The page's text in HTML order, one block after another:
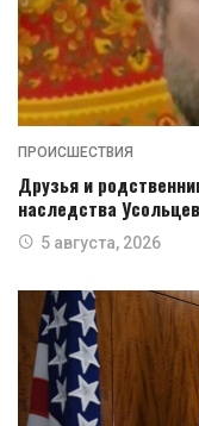
ПРОИСШЕСТВИЯ
Друзья и
наследства
5 августа, 2026